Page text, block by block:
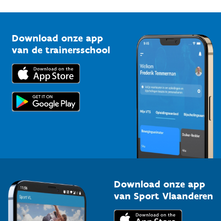
Bedrijven
Trainers en begeleiders
Topsporters
Vlaamse Trainersschool
Kennisplatform
Downloads
Voor de pers
Download onze app
van de trainersschool
Download onze app
van Sport Vlaanderen